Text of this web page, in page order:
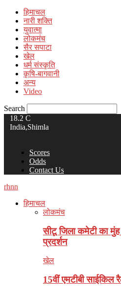
हिमाचल
नारी शक्ति
युवात्मा
लोकमंच
सैर सपाटा
खेल
धर्म संस्कृति
कृषि-बागवानी
अन्य
Video
Search
18.2 C
India,Shimla
Scores
Odds
Contact Us
rhnn
हिमाचल
लोकमंच
सीटू जिला कमेटी का
प्रदर्शन
खेल
15वीं एमटीबी साईकिल